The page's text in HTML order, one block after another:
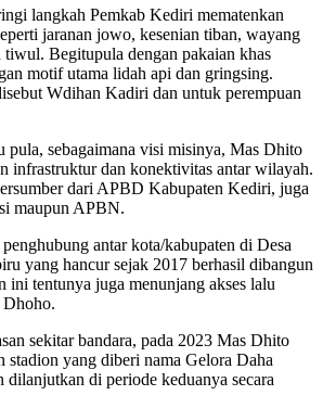
langkah Pemkab Kediri mematenkan
jaranan jowo, kesenian tiban, wayang
Begitupula dengan pakaian khas
motif utama lidah api dan gringsing.
Wdihan Kadiri dan untuk perempuan
pula, sebagaimana visi misinya, Mas Dhito
infrastruktur dan konektivitas antar wilayah.
dari APBD Kabupaten Kediri, juga
maupun APBN.
antar kota/kabupaten di Desa
yang hancur sejak 2017 berhasil dibangun
ini tentunya juga menunjang akses lalu
Dhoho.
sekitar bandara, pada 2023 Mas Dhito
stadion yang diberi nama Gelora Daha
dilanjutkan di periode keduanya secara